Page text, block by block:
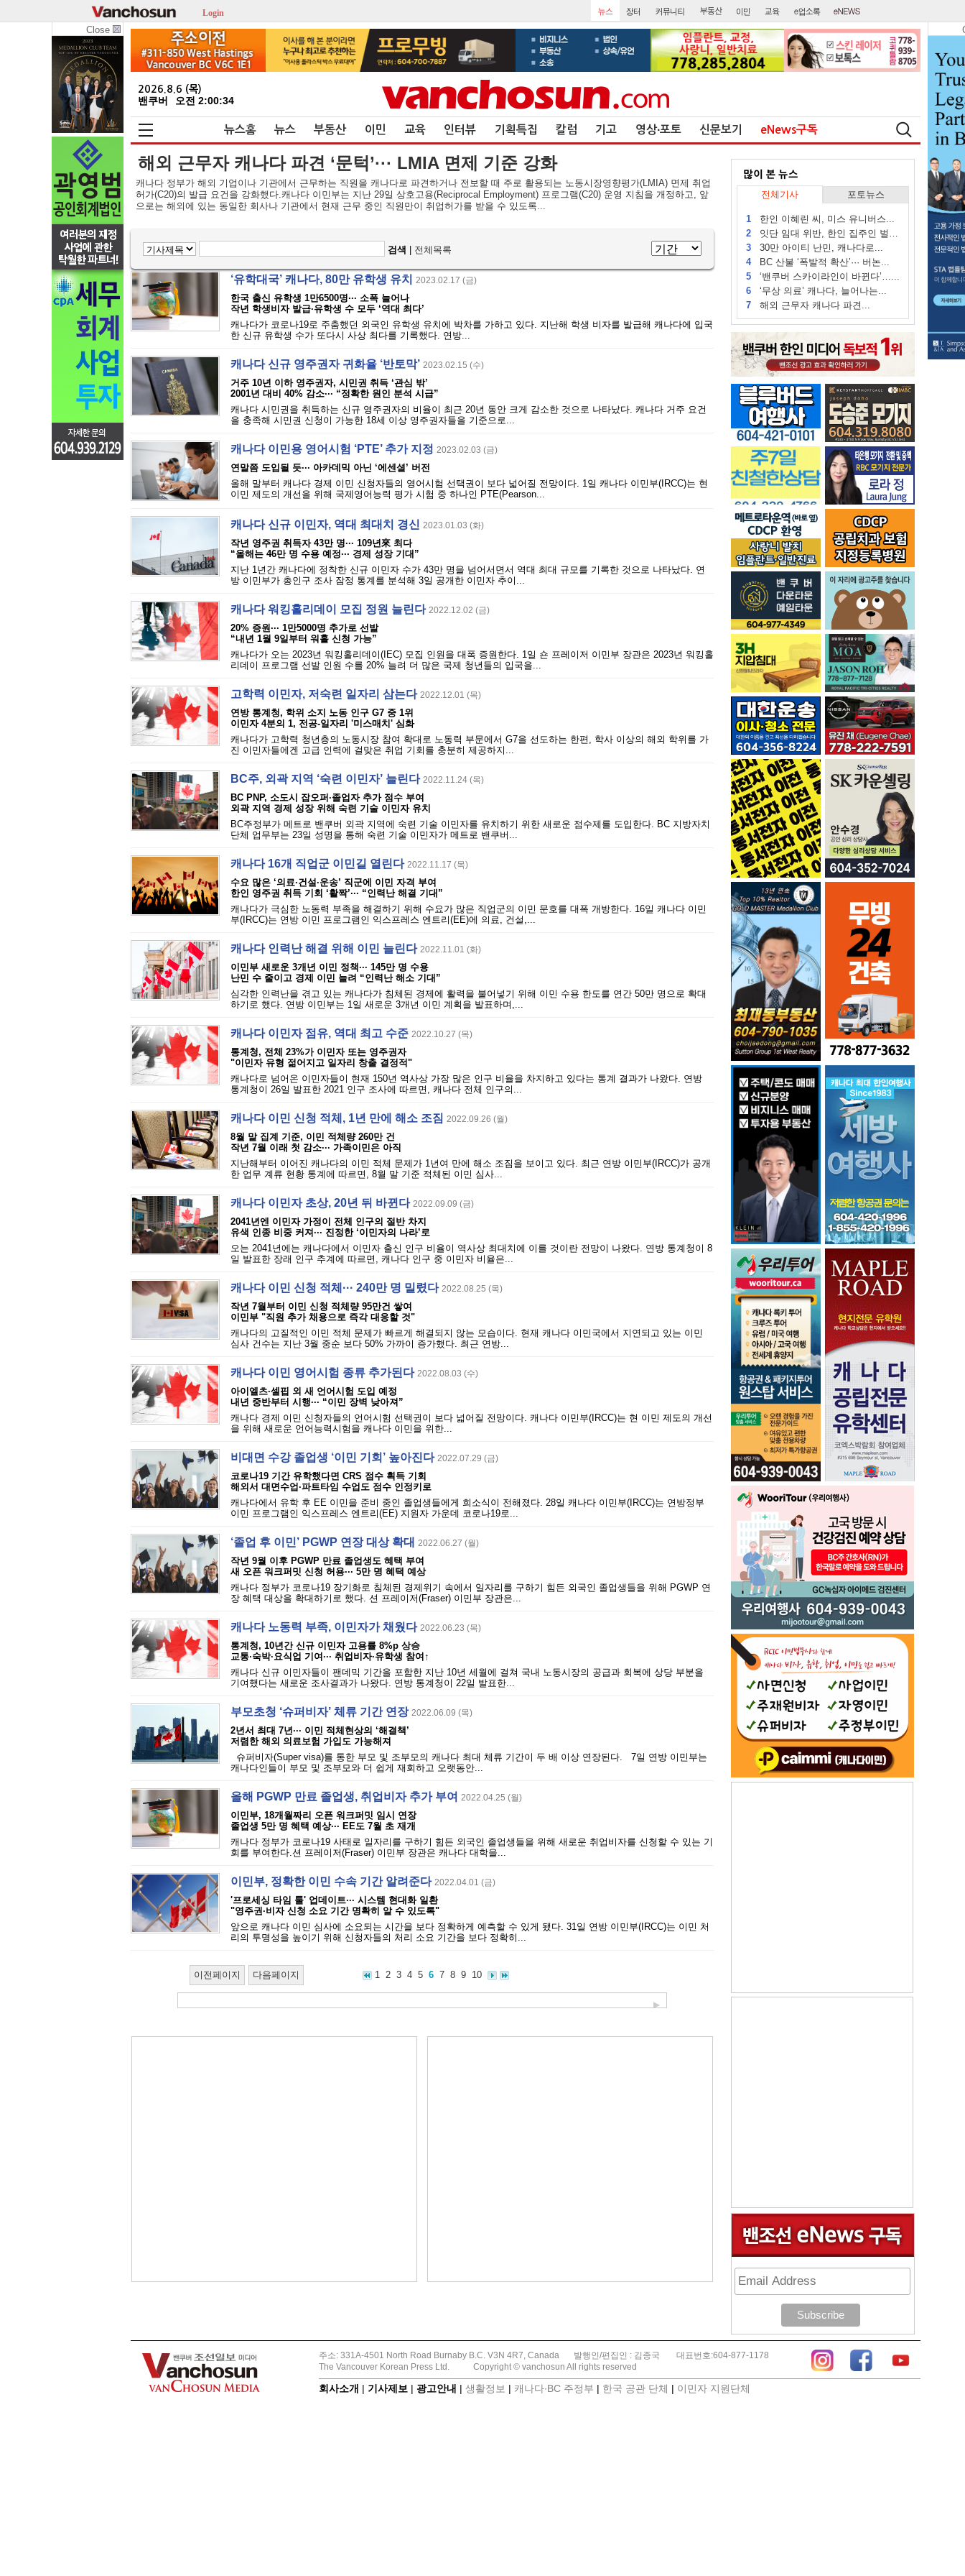
Login
Close
2026.8.6 (목)
밴쿠버 오전 2:00:35
뉴스홈 뉴스 부동산 이민 교육 인터뷰 기획특집 칼럼 기고 영상∙포토 신문보기 eNews구독
해외 근무자 캐나다 파견 ‘문턱’··· LMIA 면제 기준 강화
캐나다 정부가 해외 기업이나 기관에서 근무하는 직원을 캐나다로 파견하거나 전보할 때 주로 활용되는 노동시장영향평가(LMIA) 면제 취업
허가(C20)의 발급 요건을 강화했다.캐나다 이민부는 지난 29일 상호고용(Reciprocal Employment) 프로그램(C20) 운영 지침을 개정하고, 앞
으로는 해외에 있는 동일한 회사나 기관에서 현재 근무 중인 직원만이 취업허가를 받을 수 있도록...
검색 전체목록
‘유학대국’ 캐나다, 80만 유학생 유치 2023.02.17 (금)
한국 출신 유학생 1만6500명··· 소폭 늘어나
작년 학생비자 발급·유학생 수 모두 ‘역대 최다’
캐나다가 코로나19로 주춤했던 외국인 유학생 유치에 박차를 가하고 있다. 지난해 학생 비자를 발급해 캐나다에 입국
한 신규 유학생 수가 또다시 사상 최다를 기록했다. 연방...
캐나다 신규 영주권자 귀화율 ‘반토막’ 2023.02.15 (수)
거주 10년 이하 영주권자, 시민권 취득 ‘관심 밖’
2001년 대비 40% 감소··· “정확한 원인 분석 시급”
캐나다 시민권을 취득하는 신규 영주권자의 비율이 최근 20년 동안 크게 감소한 것으로 나타났다. 캐나다 거주 요건
을 충족해 시민권 신청이 가능한 18세 이상 영주권자들을 기준으로...
캐나다 이민용 영어시험 ‘PTE’ 추가 지정 2023.02.03 (금)
연말쯤 도입될 듯··· 아카데믹 아닌 ‘에센셜’ 버전
올해 말부터 캐나다 경제 이민 신청자들의 영어시험 선택권이 보다 넓어질 전망이다. 1일 캐나다 이민부(IRCC)는 현
이민 제도의 개선을 위해 국제영어능력 평가 시험 중 하나인 PTE(Pearson...
캐나다 신규 이민자, 역대 최대치 경신 2023.01.03 (화)
작년 영주권 취득자 43만 명··· 109년來 최다
“올해는 46만 명 수용 예정··· 경제 성장 기대”
지난 1년간 캐나다에 정착한 신규 이민자 수가 43만 명을 넘어서면서 역대 최대 규모를 기록한 것으로 나타났다. 연
방 이민부가 총인구 조사 잠정 통계를 분석해 3일 공개한 이민자 추이...
캐나다 워킹홀리데이 모집 정원 늘린다 2022.12.02 (금)
20% 증원··· 1만5000명 추가로 선발
“내년 1월 9일부터 워홀 신청 가능”
캐나다가 오는 2023년 워킹홀리데이(IEC) 모집 인원을 대폭 증원한다. 1일 숀 프레이저 이민부 장관은 2023년 워킹홀
리데이 프로그램 선발 인원 수를 20% 늘려 더 많은 국제 청년들의 입국을...
고학력 이민자, 저숙련 일자리 삼는다 2022.12.01 (목)
연방 통계청, 학위 소지 노동 인구 G7 중 1위
이민자 4분의 1, 전공-일자리 '미스매치' 심화
캐나다가 고학력 청년층의 노동시장 참여 확대로 노동력 부문에서 G7을 선도하는 한편, 학사 이상의 해외 학위를 가
진 이민자들에겐 고급 인력에 걸맞은 취업 기회를 충분히 제공하지...
BC주, 외곽 지역 ‘숙련 이민자’ 늘린다 2022.11.24 (목)
BC PNP, 소도시 잡오퍼·졸업자 추가 점수 부여
외곽 지역 경제 성장 위해 숙련 기술 이민자 유치
BC주정부가 메트로 밴쿠버 외곽 지역에 숙련 기술 이민자를 유치하기 위한 새로운 점수제를 도입한다. BC 지방자치
단체 업무부는 23일 성명을 통해 숙련 기술 이민자가 메트로 밴쿠버...
캐나다 16개 직업군 이민길 열린다 2022.11.17 (목)
수요 많은 ‘의료·건설·운송’ 직군에 이민 자격 부여
한인 영주권 취득 기회 ‘활짝’··· “인력난 해결 기대”
캐나다가 극심한 노동력 부족을 해결하기 위해 수요가 많은 직업군의 이민 문호를 대폭 개방한다. 16일 캐나다 이민
부(IRCC)는 연방 이민 프로그램인 익스프레스 엔트리(EE)에 의료, 건설,...
캐나다 인력난 해결 위해 이민 늘린다 2022.11.01 (화)
이민부 새로운 3개년 이민 정책··· 145만 명 수용
난민 수 줄이고 경제 이민 늘려 “인력난 해소 기대”
심각한 인력난을 겪고 있는 캐나다가 침체된 경제에 활력을 불어넣기 위해 이민 수용 한도를 연간 50만 명으로 확대
하기로 했다. 연방 이민부는 1일 새로운 3개년 이민 계획을 발표하며,...
캐나다 이민자 점유, 역대 최고 수준 2022.10.27 (목)
통계청, 전체 23%가 이민자 또는 영주권자
"이민자 유형 젊어지고 일자리 창출 결정적"
캐나다로 넘어온 이민자들이 현재 150년 역사상 가장 많은 인구 비율을 차지하고 있다는 통계 결과가 나왔다. 연방
통계청이 26일 발표한 2021 인구 조사에 따르면, 캐나다 전체 인구의...
캐나다 이민 신청 적체, 1년 만에 해소 조짐 2022.09.26 (월)
8월 말 집계 기준, 이민 적체량 260만 건
작년 7월 이래 첫 감소··· 가족이민은 아직
지난해부터 이어진 캐나다의 이민 적체 문제가 1년여 만에 해소 조짐을 보이고 있다. 최근 연방 이민부(IRCC)가 공개
한 업무 계류 현황 통계에 따르면, 8월 말 기준 적체된 이민 심사...
캐나다 이민자 초상, 20년 뒤 바뀐다 2022.09.09 (금)
2041년엔 이민자 가정이 전체 인구의 절반 차지
유색 인종 비중 커져··· 진정한 ‘이민자의 나라’로
오는 2041년에는 캐나다에서 이민자 출신 인구 비율이 역사상 최대치에 이를 것이란 전망이 나왔다. 연방 통계청이 8
일 발표한 장래 인구 추계에 따르면, 캐나다 인구 중 이민자 비율은...
캐나다 이민 신청 적체··· 240만 명 밀렸다 2022.08.25 (목)
작년 7월부터 이민 신청 적체량 95만건 쌓여
이민부 "직원 추가 채용으로 즉각 대응할 것"
캐나다의 고질적인 이민 적체 문제가 빠르게 해결되지 않는 모습이다. 현재 캐나다 이민국에서 지연되고 있는 이민
심사 건수는 지난 3월 중순 보다 50% 가까이 증가했다. 최근 연방...
캐나다 이민 영어시험 종류 추가된다 2022.08.03 (수)
아이엘츠·셀핍 외 새 언어시험 도입 예정
내년 중반부터 시행··· “이민 장벽 낮아져”
캐나다 경제 이민 신청자들의 언어시험 선택권이 보다 넓어질 전망이다. 캐나다 이민부(IRCC)는 현 이민 제도의 개선
을 위해 새로운 언어능력시험을 캐나다 이민을 위한...
비대면 수강 졸업생 ‘이민 기회’ 높아진다 2022.07.29 (금)
코로나19 기간 유학했다면 CRS 점수 획득 기회
해외서 대면수업·파트타임 수업도 점수 인정키로
캐나다에서 유학 후 EE 이민을 준비 중인 졸업생들에게 희소식이 전해졌다. 28일 캐나다 이민부(IRCC)는 연방정부
이민 프로그램인 익스프레스 엔트리(EE) 지원자 가운데 코로나19로...
‘졸업 후 이민’ PGWP 연장 대상 확대 2022.06.27 (월)
작년 9월 이후 PGWP 만료 졸업생도 혜택 부여
새 오픈 워크퍼밋 신청 허용··· 5만 명 혜택 예상
캐나다 정부가 코로나19 장기화로 침체된 경제위기 속에서 일자리를 구하기 힘든 외국인 졸업생들을 위해 PGWP 연
장 혜택 대상을 확대하기로 했다. 션 프레이저(Fraser) 이민부 장관은...
캐나다 노동력 부족, 이민자가 채웠다 2022.06.23 (목)
통계청, 10년간 신규 이민자 고용률 8%p 상승
교통·숙박·요식업 기여··· 취업비자·유학생 참여↑
캐나다 신규 이민자들이 팬데믹 기간을 포함한 지난 10년 세월에 걸쳐 국내 노동시장의 공급과 회복에 상당 부분을
기여했다는 새로운 조사결과가 나왔다. 연방 통계청이 22일 발표한...
부모초청 ‘슈퍼비자’ 체류 기간 연장 2022.06.09 (목)
2년서 최대 7년··· 이민 적체현상의 ‘해결책’
저렴한 해외 의료보험 가입도 가능해져
슈퍼비자(Super visa)를 통한 부모 및 조부모의 캐나다 최대 체류 기간이 두 배 이상 연장된다. 7일 연방 이민부는
캐나다인들이 부모 및 조부모와 더 쉽게 재회하고 오랫동안...
올해 PGWP 만료 졸업생, 취업비자 추가 부여 2022.04.25 (월)
이민부, 18개월짜리 오픈 워크퍼밋 임시 연장
졸업생 5만 명 혜택 예상··· EE도 7월 초 재개
캐나다 정부가 코로나19 사태로 일자리를 구하기 힘든 외국인 졸업생들을 위해 새로운 취업비자를 신청할 수 있는 기
회를 부여한다.션 프레이저(Fraser) 이민부 장관은 캐나다 대학을...
이민부, 정확한 이민 수속 기간 알려준다 2022.04.01 (금)
'프로세싱 타임 툴' 업데이트··· 시스템 현대화 일환
"영주권·비자 신청 소요 기간 명확히 알 수 있도록"
앞으로 캐나다 이민 심사에 소요되는 시간을 보다 정확하게 예측할 수 있게 됐다. 31일 연방 이민부(IRCC)는 이민 처
리의 투명성을 높이기 위해 신청자들의 처리 소요 기간을 보다 정확히...
이전페이지 다음페이지 1 2 3 4 5 6 7 8 9 10
전체기사 포토뉴스
1한인 이혜린 씨, 미스 유니버스...
2잇단 임대 위반, 한인 집주인 벌금...
330만 아이티 난민, 캐나다로...
4BC 산불 ‘폭발적 확산’··· 버논...
5‘밴쿠버 스카이라인이 바뀐다’…...
6‘무상 의료’ 캐나다, 늘어나는...
7해외 근무자 캐나다 파견...
주소: 331A-4501 North Road Burnaby B.C. V3N 4R7, Canada 발행인/편집인 : 김종국
대표번호:604-877-1178
The Vancouver Korean Press Ltd.
Copyright © vanchosun All rights reserved
회사소개 | 기사제보 | 광고안내 | 생활정보 | 캐나다∙BC 주정부 | 한국 공관 단체 | 이민자 지원단체